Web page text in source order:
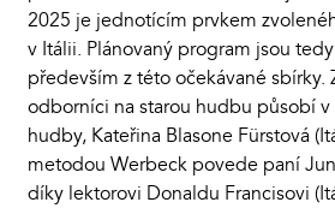
2025 je jednotícím prvkem
v Itálii. Plánovaný program jsou
především z této očekávané
odborníci na starou hudbu působí
hudby, Kateřina Blasone Fürstová
metodou Werbeck povede paní
díky lektorovi Donaldu Francisovi